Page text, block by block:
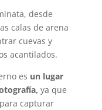
desde
calas de arena
cuevas y
acantilados.
es un lugar
ya que
capturar